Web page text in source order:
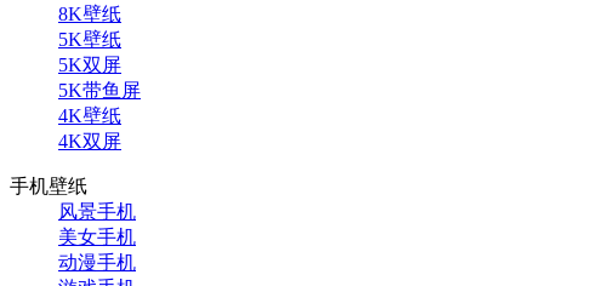
8K壁纸
5K壁纸
5K双屏
5K带鱼屏
4K壁纸
4K双屏
手机壁纸
风景手机
美女手机
动漫手机